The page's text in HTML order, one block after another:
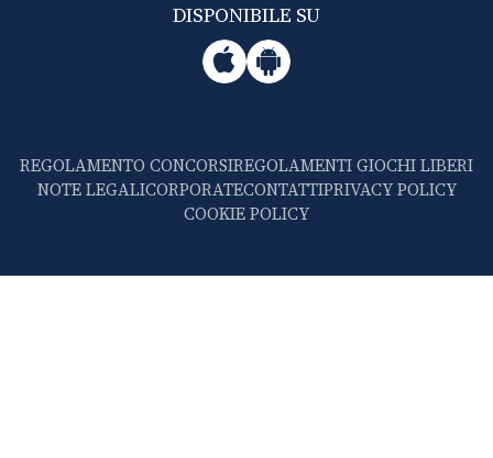
DISPONIBILE SU
REGOLAMENTO CONCORSIREGOLAMENTI GIOCHI LIBERI
NOTE LEGALICORPORATECONTATTIPRIVACY POLICY
COOKIE POLICY